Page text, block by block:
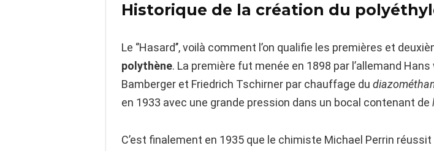
Historique de la création du
Le ‘’Hasard’’, voilà comment l’on qualifie les premières et
polythène. La première fut menée en 1898 par l’allemand
Bamberger et Friedrich Tschirner par chauffage du
en 1933 avec une grande pression dans un bocal contenant de
C’est finalement en 1935 que le chimiste Michael Perrin réussit